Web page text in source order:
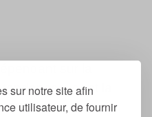
sur notre site afin
utilisateur, de fournir
sur la
dont la
2007.